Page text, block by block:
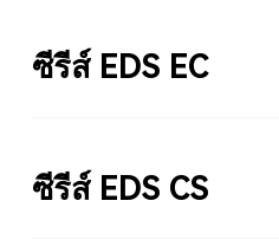
ซีรีส์ EDS EC
ซีรีส์ EDS CS